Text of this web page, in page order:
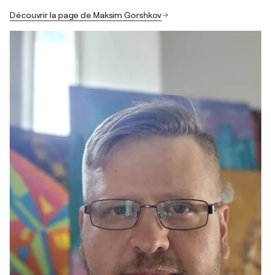
Découvrir la page de Maksim Gorshkov